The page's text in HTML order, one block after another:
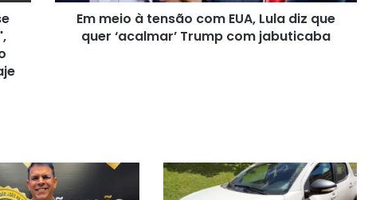
quer
‘acalmar’
Em meio à tensão com EUA, Lula diz que
quer ‘acalmar’ Trump com jabuticaba